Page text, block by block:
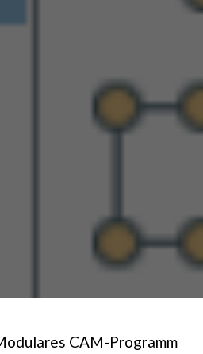
CAM-Programm